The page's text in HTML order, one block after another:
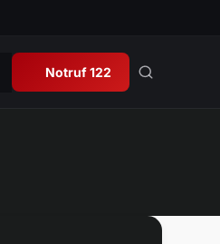
Notruf 122